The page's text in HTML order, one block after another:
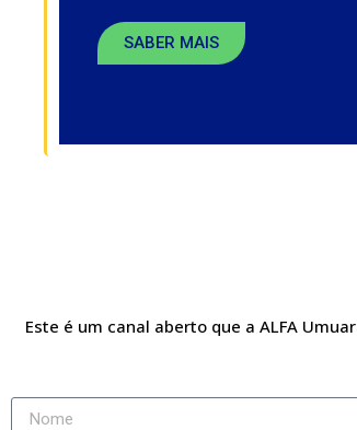
SABER MAIS
Este é um canal aberto que a ALFA